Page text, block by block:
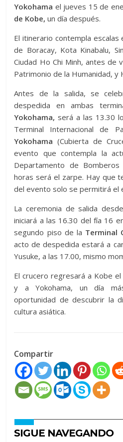
Yokohama el jueves 15 de
de Kobe, un día después.
El itinerario contempla escalas
de Boracay, Kota Kinabalu,
Ciudad Ho Chi Minh, antes de
Patrimonio de la Humanidad, y
Antes de la salida, se
despedida en ambas
Yokohama, será a las 13.30
Terminal Internacional de
Yokohama (Cubierta de
evento que contempla la
Departamento de
horas será el zarpe. Hay que
del evento solo se permitirá el
La ceremonia de salida
iniciará a las 16.30 del fía 16
segundo piso de la Terminal
acto de despedida estará a
Yusuke, a las 17.00, mismo
El crucero regresará a Kobe
y a Yokohama, un día
oportunidad de descubrir la
cultura asiática.
Compartir
SIGUE NAVEGANDO